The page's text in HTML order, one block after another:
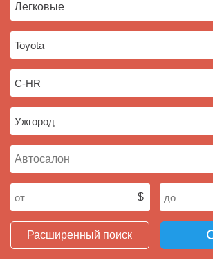
Расширенный поиск